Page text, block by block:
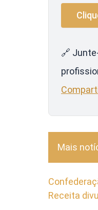
🔗
Mais
Receita